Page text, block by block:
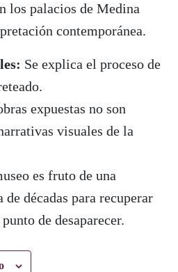
los palacios de Medina
contemporánea.
Se explica el proceso de
expuestas no son
visuales de la
es fruto de una
décadas para recuperar
de desaparecer.